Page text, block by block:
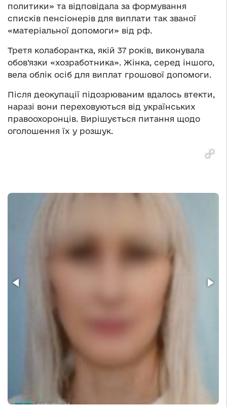
политики» та відповідала за формування
списків пенсіонерів для виплати так званої
«матеріальної допомоги» від рф.
Третя колаборантка, якій 37 років, виконувала
обов’язки «хозработника». Жінка, серед іншого,
вела облік осіб для виплат грошової допомоги.
Після деокупації підозрюваним вдалось втекти,
наразі вони переховуються від українських
правоохоронців. Вирішується питання щодо
оголошення їх у розшук.